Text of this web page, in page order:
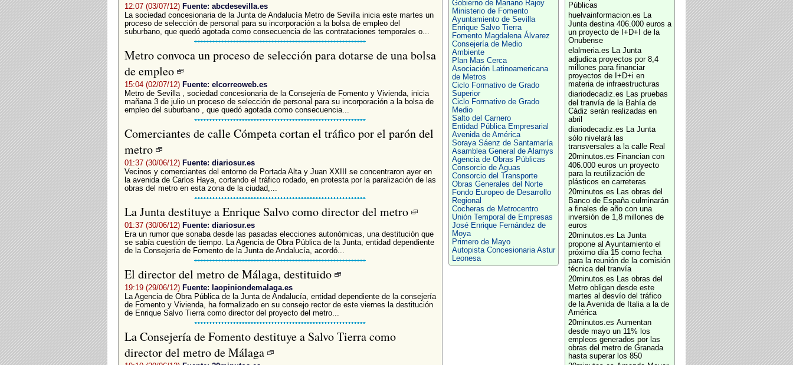
12:07 (03/07/12) Fuente: abcdesevilla.es
La sociedad concesionaria de la Junta de Andalucía Metro de Sevilla inicia este martes un
proceso de selección de personal para su incorporación a la bolsa de empleo del
suburbano, que quedó agotada como consecuencia de las contrataciones temporales o...
Metro convoca un proceso de selección para dotarse de una bolsa
de empleo
15:04 (02/07/12) Fuente: elcorreoweb.es
Metro de Sevilla , sociedad concesionaria de la Consejería de Fomento y Vivienda, inicia
mañana 3 de julio un proceso de selección de personal para su incorporación a la bolsa de
empleo del suburbano , que quedó agotada como consecuencia...
Comerciantes de calle Cómpeta cortan el tráfico por el parón del
metro
01:37 (30/06/12) Fuente: diariosur.es
Vecinos y comerciantes del entorno de Portada Alta y Juan XXIII se concentraron ayer en
la avenida de Carlos Haya, cortando el tráfico rodado, en protesta por la paralización de las
obras del metro en esta zona de la ciudad,...
La Junta destituye a Enrique Salvo como director del metro
01:37 (30/06/12) Fuente: diariosur.es
Era un rumor que sonaba desde las pasadas elecciones autonómicas, una destitución que
se sabía cuestión de tiempo. La Agencia de Obra Pública de la Junta, entidad dependiente
de la Consejería de Fomento de la Junta de Andalucía, acordó...
El director del metro de Málaga, destituido
19:19 (29/06/12) Fuente: laopiniondemalaga.es
La Agencia de Obra Pública de la Junta de Andalucía, entidad dependiente de la consejería
de Fomento y Vivienda, ha formalizado en su consejo rector de este viernes la destitución
de Enrique Salvo Tierra como director del proyecto del metro...
La Consejería de Fomento destituye a Salvo Tierra como
director del metro de Málaga
Gobierno de Mariano Rajoy
Ministerio de Fomento
Ayuntamiento de Sevilla
Enrique Salvo Tierra
Fomento Magdalena Álvarez
Consejería de Medio
Ambiente
Plan Mas Cerca
Asociación Latinoamericana
de Metros
Ciclo Formativo de Grado
Superior
Ciclo Formativo de Grado
Medio
Salto del Carnero
Entidad Pública Empresarial
Avenida de América
Soraya Sáenz de Santamaría
Asamblea General de Alamys
Agencia de Obras Públicas
Consorcio de Aguas
Consorcio del Transporte
Obras Generales del Norte
Fondo Europeo de Desarrollo
Regional
Cocheras de Metrocentro
Unión Temporal de Empresas
José Enrique Fernández de
Moya
Primero de Mayo
Autopista Concesionaria Astur
Leonesa
Públicas
huelvainformacion.es La
Junta destina 406.000 euros a
un proyecto de I+D+I de la
Onubense
elalmeria.es La Junta
adjudica proyectos por 8,4
millones para financiar
proyectos de I+D+i en
materia de infraestructuras
diariodecadiz.es Las pruebas
del tranvía de la Bahía de
Cádiz serán realizadas en
abril
diariodecadiz.es La Junta
sólo nivelará las
transversales a la calle Real
20minutos.es Financian con
406.000 euros un proyecto
para la reutilización de
plásticos en carreteras
20minutos.es Las obras del
Banco de España culminarán
a finales de año con una
inversión de 1,8 millones de
euros
20minutos.es La Junta
propone al Ayuntamiento el
próximo día 15 como fecha
para la reunión de la comisión
técnica del tranvía
20minutos.es Las obras del
Metro obligan desde este
martes al desvío del tráfico
de la Avenida de Italia a la de
América
20minutos.es Aumentan
desde mayo un 11% los
empleos generados por las
obras del metro de Granada
hasta superar los 850